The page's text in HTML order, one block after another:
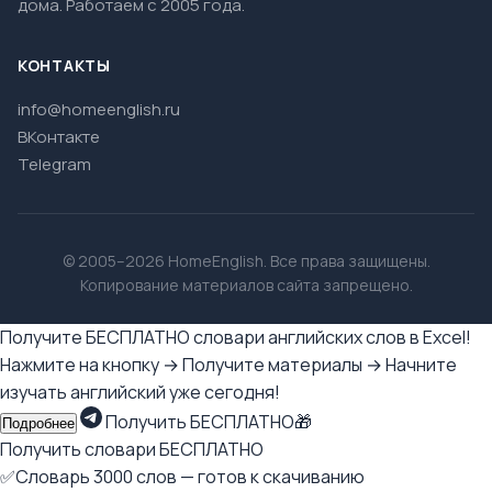
дома. Работаем с 2005 года.
КОНТАКТЫ
info@homeenglish.ru
ВКонтакте
Telegram
© 2005–2026 HomeEnglish. Все права защищены.
Копирование материалов сайта запрещено.
Получите БЕСПЛАТНО словари английских слов в Excel!
Нажмите на кнопку → Получите материалы → Начните
изучать английский уже сегодня!
Подробнее
Получить БЕСПЛАТНО🎁
Получить словари БЕСПЛАТНО
✅Словарь 3000 слов — готов к скачиванию